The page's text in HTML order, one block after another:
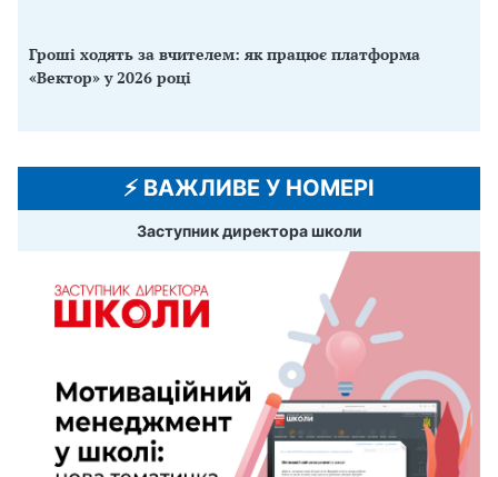
Гроші ходять за вчителем: як працює платформа
«Вектор» у 2026 році
⚡️ ВАЖЛИВЕ У НОМЕРІ
Заступник директора школи